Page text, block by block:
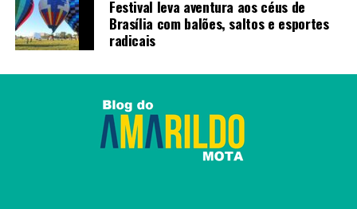
turismo, visita a familiares e amigos ou tratamento
médico.
Fonte:Agência Brasil
Festival leva aventura aos céus de
Brasília com balões, saltos e esportes
radicais